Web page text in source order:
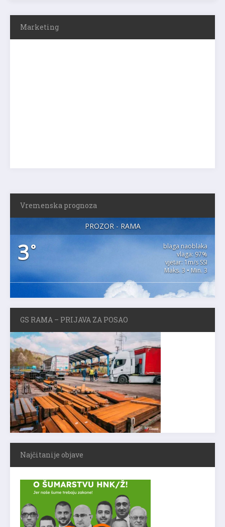
Marketing
Vremenska prognoza
PROZOR - RAMA
3°
blaga naoblaka
vlaga: 97%
vjetar: 1m/s SSI
Maks. 3 • Min. 3
GS RAMA – PRIJAVA ZA POSAO
Najčitanije objave